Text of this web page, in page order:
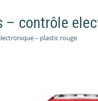
contrôle
– plastic rouge